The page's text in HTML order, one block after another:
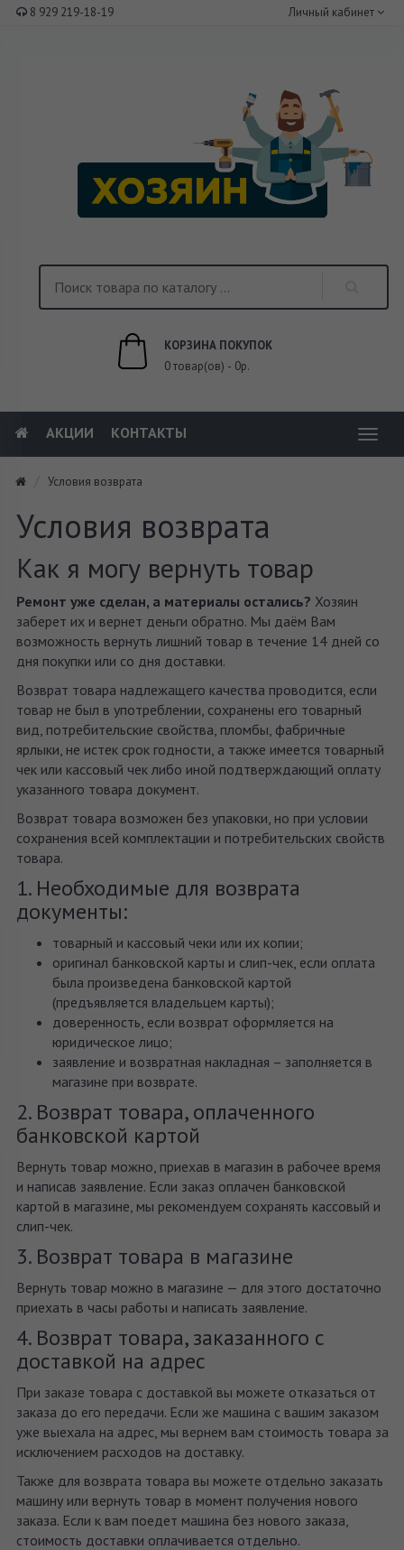
8 929 219-18-19 Личный кабинет
КОРЗИНА ПОКУПОК
0 товар(ов) - 0р.
АКЦИИ КОНТАКТЫ
Условия возврата
Условия возврата
Как я могу вернуть товар
Ремонт уже сделан, а материалы остались? Хозяин
заберет их и вернет деньги обратно. Мы даём Вам
возможность вернуть лишний товар в течение 14 дней со
дня покупки или со дня доставки.
Возврат товара надлежащего качества проводится, если
товар не был в употреблении, сохранены его товарный
вид, потребительские свойства, пломбы, фабричные
ярлыки, не истек срок годности, а также имеется товарный
чек или кассовый чек либо иной подтверждающий оплату
указанного товара документ.
Возврат товара возможен без упаковки, но при условии
сохранения всей комплектации и потребительских свойств
товара.
1. Необходимые для возврата
документы:
товарный и кассовый чеки или их копии;
оригинал банковской карты и слип-чек, если оплата
была произведена банковской картой
(предъявляется владельцем карты);
доверенность, если возврат оформляется на
юридическое лицо;
заявление и возвратная накладная – заполняется в
магазине при возврате.
2. Возврат товара, оплаченного
банковской картой
Вернуть товар можно, приехав в магазин в рабочее время
и написав заявление. Если заказ оплачен банковской
картой в магазине, мы рекомендуем сохранять кассовый и
слип-чек.
3. Возврат товара в магазине
Вернуть товар можно в магазине — для этого достаточно
приехать в часы работы и написать заявление.
4. Возврат товара, заказанного с
доставкой на адрес
При заказе товара с доставкой вы можете отказаться от
заказа до его передачи. Если же машина с вашим заказом
уже выехала на адрес, мы вернем вам стоимость товара за
исключением расходов на доставку.
Также для возврата товара вы можете отдельно заказать
машину или вернуть товар в момент получения нового
заказа. Если к вам поедет машина без нового заказа,
стоимость доставки оплачивается отдельно.